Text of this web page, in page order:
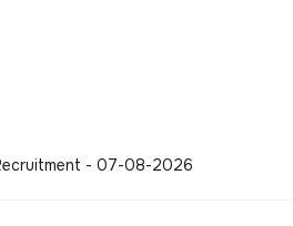
- 07-08-2026